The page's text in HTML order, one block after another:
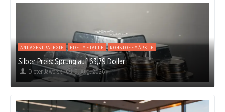
ANLAGESTRATEGIE EDELMETALLE ROHSTOFFMÄRKTE
Silber Preis: Sprung auf 63,79 Dollar
Dieter Jaworski 9. Aug. 2026